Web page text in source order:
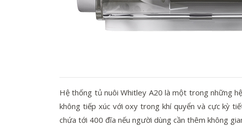
Hệ thống tủ nuôi Whitley A20 là một trong những
không tiếp xúc với oxy trong khí quyển và cực kỳ
chứa tới 400 đĩa nếu người dùng cần thêm không